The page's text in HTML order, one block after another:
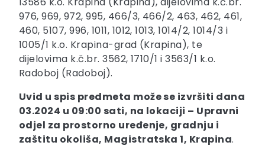
976, 969, 972, 995, 466/3, 466/2, 463, 462, 461,
460, 5107, 996, 1011, 1012, 1013, 1014/2, 1014/3 i
1005/1 k.o. Krapina-grad (Krapina), te
dijelovima k.č.br. 3562, 1710/1 i 3563/1 k.o.
Radoboj (Radoboj).
Uvid u spis predmeta može se izvršiti dana
03.2024 u 09:00 sati, na lokaciji – Upravni
odjel za prostorno uređenje, gradnju i
zaštitu okoliša, Magistratska 1, Krapina.